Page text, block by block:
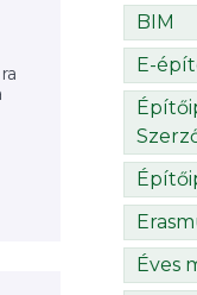
BIM
E-
Éves